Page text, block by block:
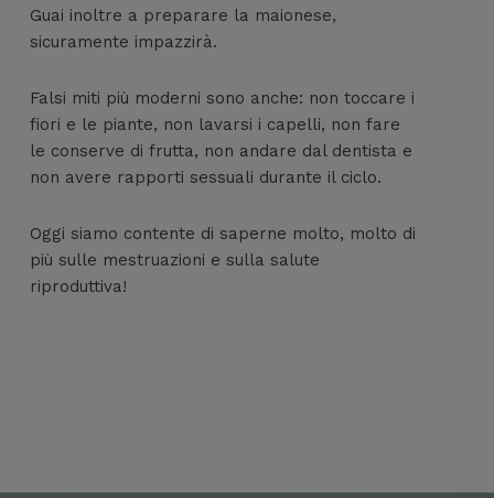
Guai inoltre a preparare la maionese,
sicuramente impazzirà.
Falsi miti più moderni sono anche: non toccare i
fiori e le piante, non lavarsi i capelli, non fare
le conserve di frutta, non andare dal dentista e
non avere rapporti sessuali durante il ciclo.
Oggi siamo contente di saperne molto, molto di
più sulle mestruazioni e sulla salute
riproduttiva!